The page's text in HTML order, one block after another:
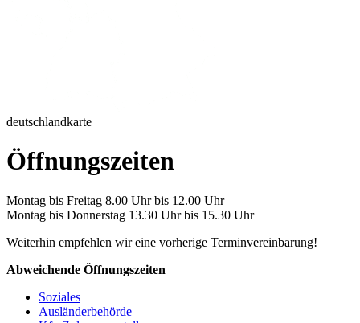
deutschlandkarte
Öffnungszeiten
Montag bis Freitag 8.00 Uhr bis 12.00 Uhr
Montag bis Donnerstag 13.30 Uhr bis 15.30 Uhr
Weiterhin empfehlen wir eine vorherige Terminvereinbarung!
Abweichende Öffnungszeiten
Soziales
Ausländerbehörde